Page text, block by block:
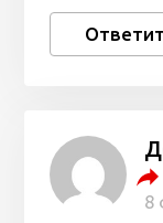
8